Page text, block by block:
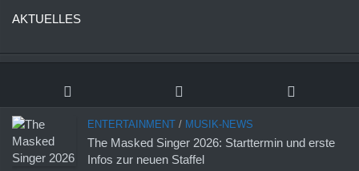
AKTUELLES
ENTERTAINMENT / MUSIK-NEWS
The Masked Singer 2026: Starttermin und erste
Infos zur neuen Staffel